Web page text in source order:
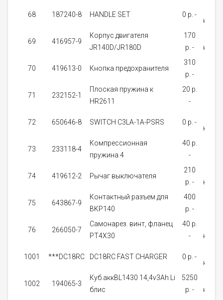
68 187240-8 HANDLE SET 0 p. -
69 416957-9
Корпус двигателя
JR140D/JR180D
170
p. -
70 419613-0 Кнопка предохранителя
310
p. -
71 232152-1
Плоская пружина к
HR2611
20 p.
-
72 650646-8 SWITCH C3LA-1A-PSRS 0 p. -
73 233118-4
Компрессионная
пружина 4
40 p.
-
74 419612-2 Рычаг выключателя
210
p. -
75 643867-9
Контактный разъем для
BKP140
400
p. -
76 266050-7
Самонарез. винт, фланец
PT4X30
40 p.
-
1001 ***DC18RC DC18RC FAST CHARGER 0 p. -
1002 194065-3
Куб.аккBL1430 14,4v3Ah Li
блис
5250
p. -